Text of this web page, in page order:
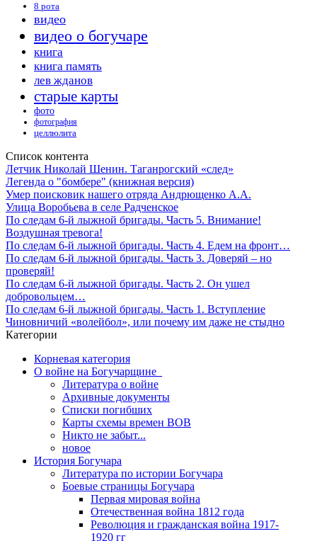
8 рота
видео
видео о богучаре
книга
книга память
лев жданов
старые карты
фото
фотография
целлюлита
Список контента
Летчик Николай Шенин. Таганрогский «след»
Легенда о "бомбере" (книжная версия)
Умер поисковик нашего отряда Андрющенко А.А.
Улица Воробьева в селе Радченское
По следам 6-й лыжной бригады. Часть 5. Внимание!
Воздушная тревога!
По следам 6-й лыжной бригады. Часть 4. Едем на фронт…
По следам 6-й лыжной бригады. Часть 3. Доверяй – но
проверяй!
По следам 6-й лыжной бригады. Часть 2. Он ушел
добровольцем…
По следам 6-й лыжной бригады. Часть 1. Вступление
Чиновничий «волейбол», или почему им даже не стыдно
Категории
Корневая категория
О войне на Богучарщине_
Литература о войне
Архивные документы
Списки погибших
Карты схемы времен ВОВ
Никто не забыт...
новое
История Богучара
Литература по истории Богучара
Боевые страницы Богучара
Первая мировая война
Отечественная война 1812 года
Революция и гражданская война 1917-
1920 гг